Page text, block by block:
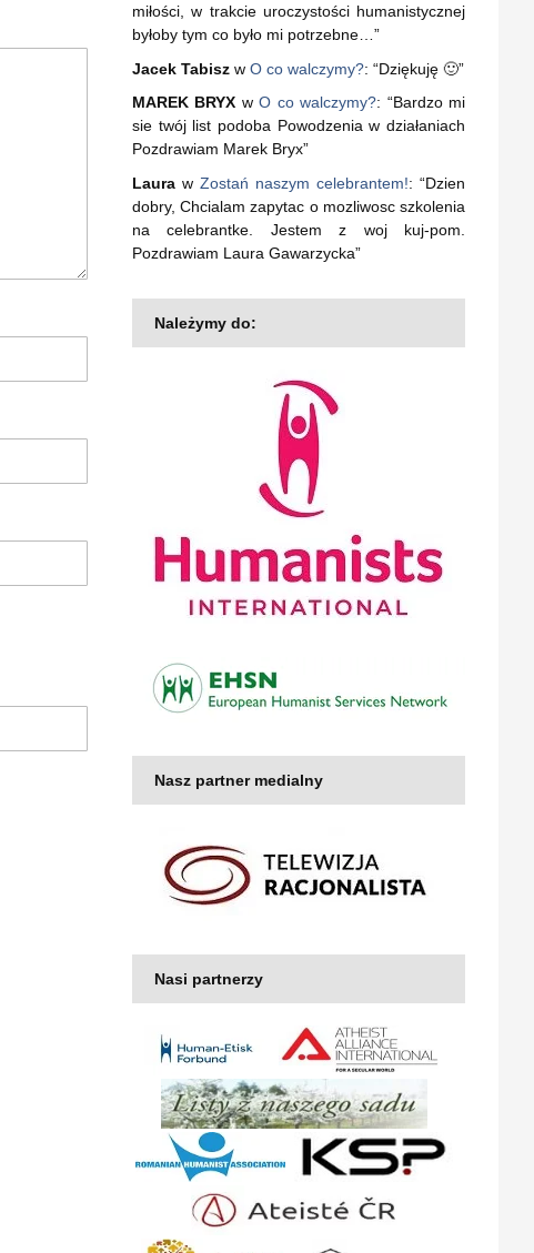
miłości, w trakcie uroczystości humanistycznej
byłoby tym co było mi potrzebne… ”
Jacek Tabisz w O co walczymy?: “Dziękuję 🙂”
MAREK BRYX wO co walczymy?: “Bardzo mi
sie twój list podoba Powodzenia w działaniach
Pozdrawiam Marek Bryx”
Laura w Zostań naszym celebrantem!: “Dzien
dobry, Chcialam zapytac o mozliwosc szkolenia
na celebrantke. Jestem z woj kuj-pom.
Pozdrawiam Laura Gawarzycka”
Należymy do:
Nasz partner medialny
Nasi partnerzy